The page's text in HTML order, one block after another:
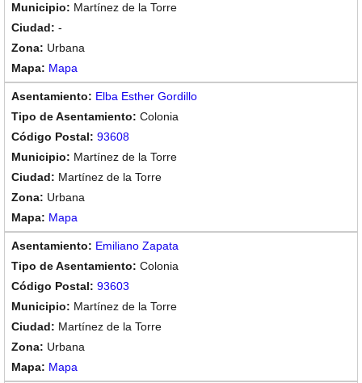
Martínez de la Torre
-
Urbana
Mapa
Elba Esther Gordillo
Colonia
93608
Martínez de la Torre
Martínez de la Torre
Urbana
Mapa
Emiliano Zapata
Colonia
93603
Martínez de la Torre
Martínez de la Torre
Urbana
Mapa